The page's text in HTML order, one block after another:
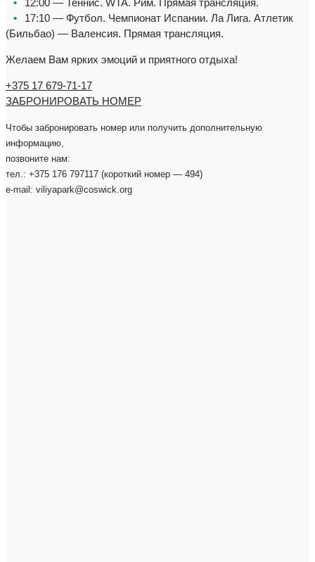
•
12:00 — Теннис. WTA. Рим. Прямая трансляция.
•
17:10 — Футбол. Чемпионат Испании. Ла Лига. Атлетик
(Бильбао) — Валенсия. Прямая трансляция.
Желаем Вам ярких эмоций и приятного отдыха!
+375 17 679-71-17
ЗАБРОНИРОВАТЬ НОМЕР
Чтобы забронировать номер или получить дополнительную
информацию,
позвоните нам:
тел.: +375 176 797117 (короткий номер — 494)
e-mail: viliyapark@coswick.org